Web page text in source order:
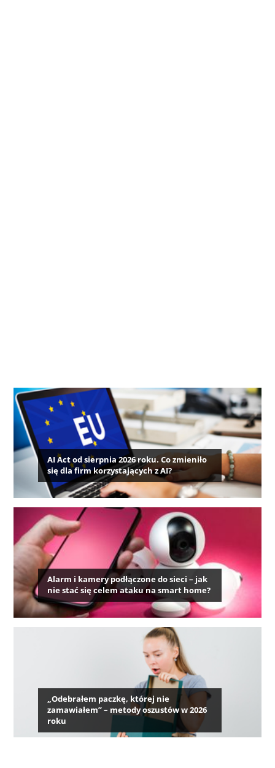
AI Act od sierpnia 2026 roku. Co zmieniło
się dla firm korzystających z AI?
Alarm i kamery podłączone do sieci – jak
nie stać się celem ataku na smart home?
„Odebrałem paczkę, której nie
zamawiałem” – metody oszustów w 2026
roku